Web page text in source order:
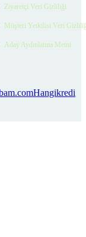
Ziyaretçi Veri Gizliliği
Müşteri Yetkilisi Veri
Aday Aydınlatma Metni
Hangikredi